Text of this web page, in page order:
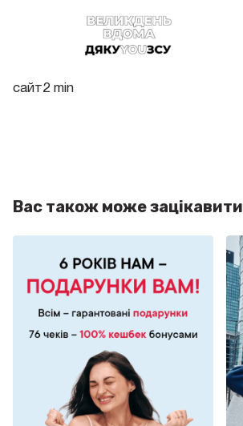
сайт2 min
Вас також може зацікавити